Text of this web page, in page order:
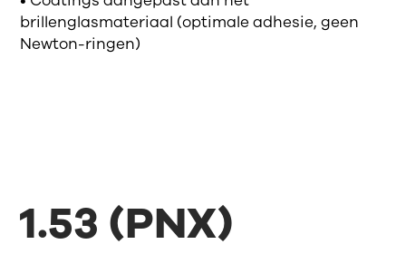
brillenglasmateriaal (optimale adhesie, geen
Newton-ringen)
1.53 (PNX)